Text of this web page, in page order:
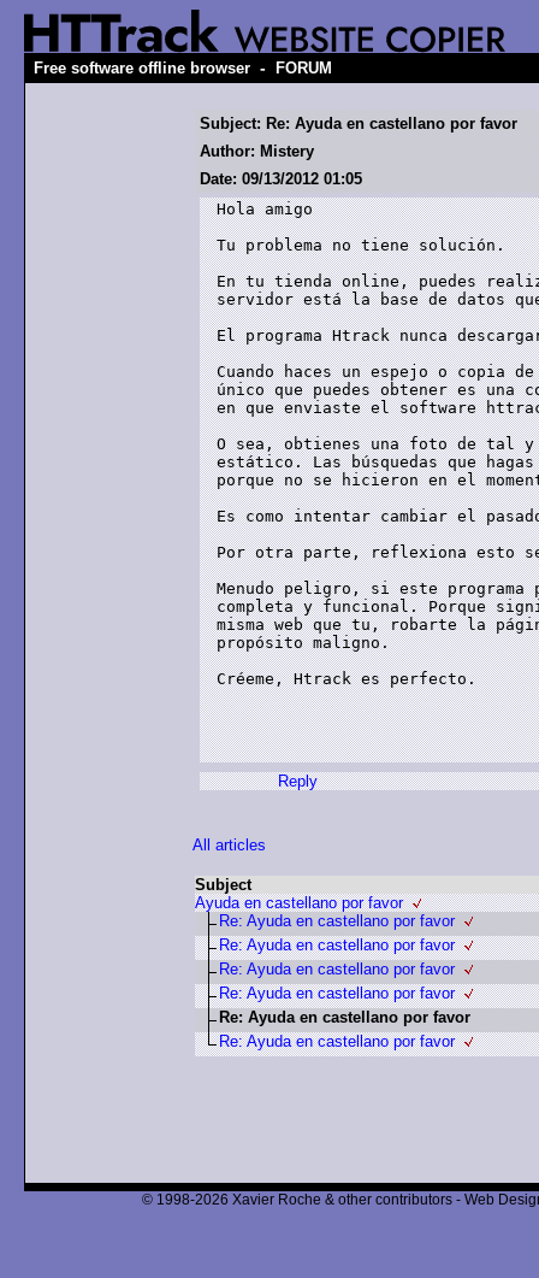
Free software offline browser - FORUM
Subject: Re: Ayuda en castellano por favor
Author: Mistery
Date: 09/13/2012 01:05
Hola amigo
Tu problema no tiene solución.
En tu tienda online, puedes
servidor está la base de datos
El programa Htrack nunca
Cuando haces un espejo o copia
único que puedes obtener es una
en que enviaste el software
O sea, obtienes una foto de tal y
estático. Las búsquedas que
porque no se hicieron en el
Es como intentar cambiar el
Por otra parte, reflexiona esto
Menudo peligro, si este programa
completa y funcional. Porque
misma web que tu, robarte la
propósito maligno.
Créeme, Htrack es perfecto.
Reply
All articles
Subject
Ayuda en castellano por favor
Re: Ayuda en castellano por favor
Re: Ayuda en castellano por favor
Re: Ayuda en castellano por favor
Re: Ayuda en castellano por favor
Re: Ayuda en castellano por favor
Re: Ayuda en castellano por favor
© 1998-2026 Xavier Roche & other contributors - Web